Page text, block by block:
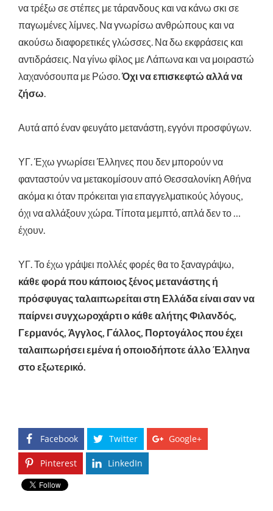
να τρέξω σε στέπες με τάρανδους και να κάνω σκι σε
παγωμένες λίμνες. Να γνωρίσω ανθρώπους και να
ακούσω διαφορετικές γλώσσες. Να δω εκφράσεις και
αντιδράσεις. Να γίνω φίλος με Λάπωνα και να μοιραστώ
λαχανόσουπα με Ρώσο.Όχι να επισκεφτώ αλλά να
ζήσω.
Αυτά από έναν φευγάτο μετανάστη, εγγόνι προσφύγων.
ΥΓ. Έχω γνωρίσει Έλληνες που δεν μπορούν να
φανταστούν να μετακομίσουν από Θεσσαλονίκη Αθήνα
ακόμα κι όταν πρόκειται για επαγγελματικούς λόγους,
όχι να αλλάξουν χώρα. Τίποτα μεμπτό, απλά δεν το …
έχουν.
ΥΓ. Το έχω γράψει πολλές φορές θα το ξαναγράψω,
κάθε φορά που κάποιος ξένος μετανάστης ή
πρόσφυγας ταλαιπωρείται στη Ελλάδα είναι σαν να
παίρνει συγχωροχάρτι ο κάθε αλήτης Φιλανδός,
Γερμανός, Άγγλος, Γάλλος, Πορτογάλος που έχει
ταλαιπωρήσει εμένα ή οποιοδήποτε άλλο Έλληνα
στο εξωτερικό.
Facebook Twitter Google+
Pinterest LinkedIn